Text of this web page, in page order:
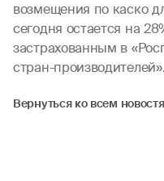
возмещения по каско
сегодня остается на
застрахованным в
стран-производителей».
Вернуться ко всем